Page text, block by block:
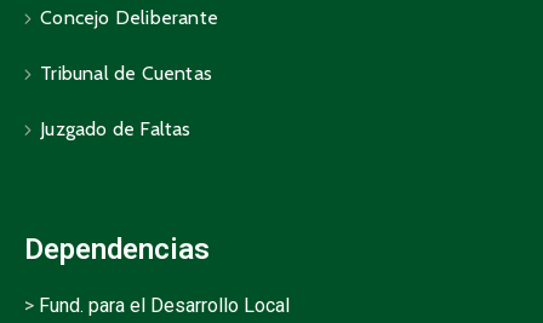
Concejo Deliberante
Tribunal de Cuentas
Juzgado de Faltas
Dependencias
> Fund. para el Desarrollo Local